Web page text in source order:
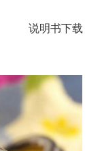
说明书下载